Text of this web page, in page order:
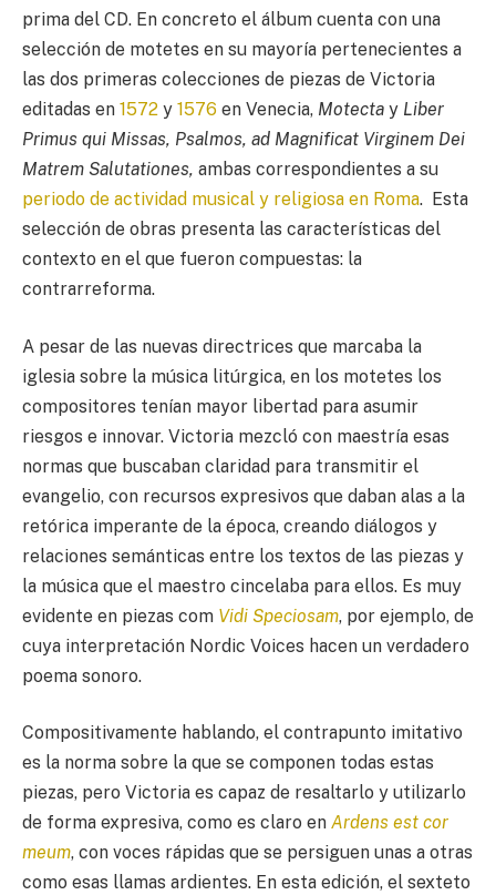
prima del CD. En concreto el álbum cuenta con una
selección de motetes en su mayoría pertenecientes a
las dos primeras colecciones de piezas de Victoria
editadas en 1572 y 1576 en Venecia, Motecta y Liber
Primus qui Missas, Psalmos, ad Magnificat Virginem Dei
Matrem Salutationes, ambas correspondientes a su
periodo de actividad musical y religiosa en Roma. Esta
selección de obras presenta las características del
contexto en el que fueron compuestas: la
contrarreforma.
A pesar de las nuevas directrices que marcaba la
iglesia sobre la música litúrgica, en los motetes los
compositores tenían mayor libertad para asumir
riesgos e innovar. Victoria mezcló con maestría esas
normas que buscaban claridad para transmitir el
evangelio, con recursos expresivos que daban alas a la
retórica imperante de la época, creando diálogos y
relaciones semánticas entre los textos de las piezas y
la música que el maestro cincelaba para ellos. Es muy
evidente en piezas com Vidi Speciosam, por ejemplo, de
cuya interpretación Nordic Voices hacen un verdadero
poema sonoro.
Compositivamente hablando, el contrapunto imitativo
es la norma sobre la que se componen todas estas
piezas, pero Victoria es capaz de resaltarlo y utilizarlo
de forma expresiva, como es claro en Ardens est cor
meum, con voces rápidas que se persiguen unas a otras
como esas llamas ardientes. En esta edición, el sexteto